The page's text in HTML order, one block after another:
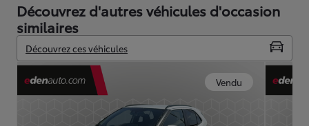
Découvrez d'autres véhicules d'occasion
similaires
Découvrez ces véhicules
Vendu